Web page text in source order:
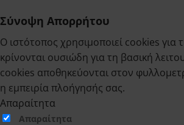
Σύνοψη Απορρήτου
Ο ιστότοπος χρησιμοποιεί cookies
κρίνονται ουσιώδη για τη βασική
cookies αποθηκεύονται στον
η εμπειρία πλοήγησής σας.
Απαραίτητα
Απαραίτητα